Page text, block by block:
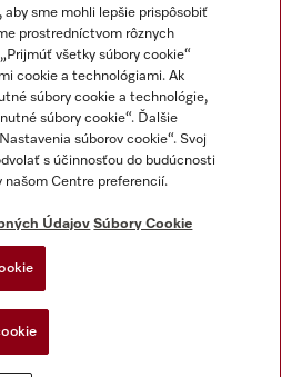
aby sme mohli lepšie prispôsobiť
prostredníctvom rôznych
všetky súbory cookie“
cookie a technológiami. Ak
súbory cookie a technológie,
súbory cookie“. Ďalšie
súborov cookie“. Svoj
s účinnosťou do budúcnosti
našom Centre preferencií.
Údajov Súbory Cookie